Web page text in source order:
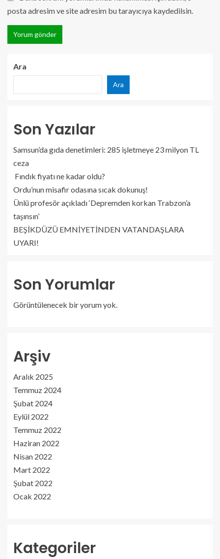
posta adresim ve site adresim bu tarayıcıya kaydedilsin.
Ara
Ara
Son Yazılar
Samsun’da gıda denetimleri: 285 işletmeye 23 milyon TL
ceza
Fındık fiyatı ne kadar oldu?
Ordu’nun misafir odasına sıcak dokunuş!
Ünlü profesör açıkladı ‘Depremden korkan Trabzon’a
taşınsın’
BEŞİKDÜZÜ EMNİYETİNDEN VATANDAŞLARA
UYARI!
Son Yorumlar
Görüntülenecek bir yorum yok.
Arşiv
Aralık 2025
Temmuz 2024
Şubat 2024
Eylül 2022
Temmuz 2022
Haziran 2022
Nisan 2022
Mart 2022
Şubat 2022
Ocak 2022
Kategoriler